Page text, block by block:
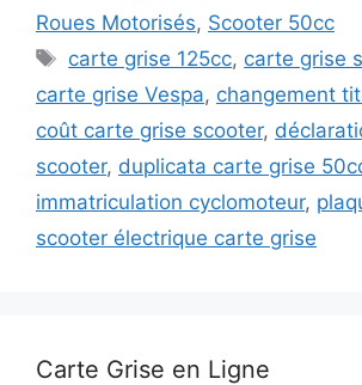
Roues Motorisés, Scooter 50cc
Étiquettes
carte grise 125cc, carte grise
carte grise Vespa, changement
coût carte grise scooter,
scooter, duplicata carte grise
immatriculation cyclomoteur,
scooter électrique carte grise
Carte Grise en Ligne